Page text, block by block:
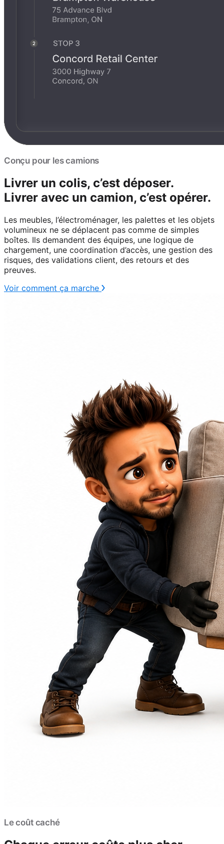
Conçu pour les camions
Livrer un colis, c’est déposer.
Livrer avec un camion, c’est opérer.
Les meubles, l’électroménager, les palettes et les objets
volumineux ne se déplacent pas comme de simples
boîtes. Ils demandent des équipes, une logique de
chargement, une coordination d’accès, une gestion des
risques, des validations client, des retours et des
preuves.
Voir comment ça marche
Le coût caché